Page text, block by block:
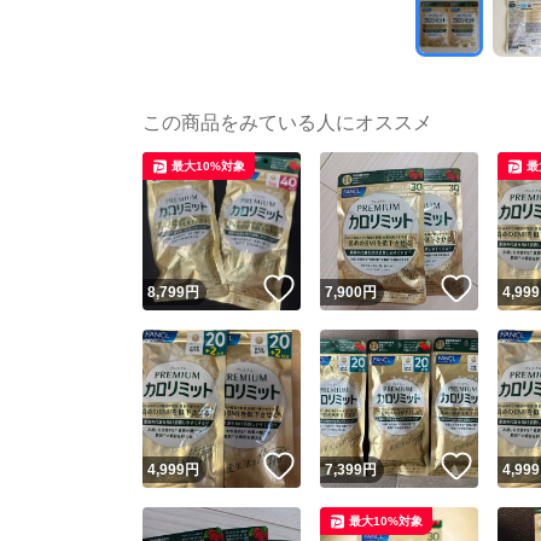
この商品をみている人にオススメ
8,799円 いいね！
最大10%対象
7,900円 いいね
4,999
最
4,999円 いいね！
7,399円 いいね
4,999
最大10%対象